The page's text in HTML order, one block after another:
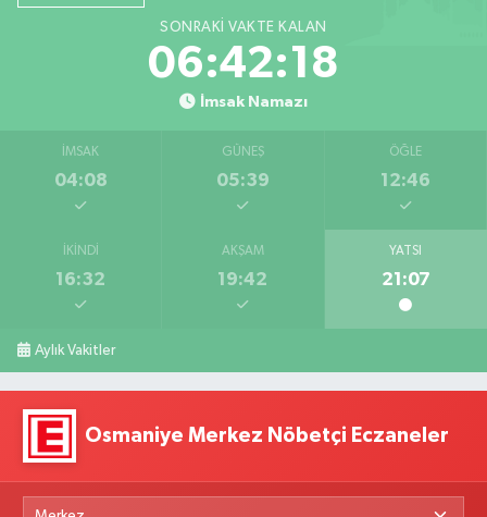
SONRAKI VAKTE KALAN
06:42:17
İmsak Namazı
İMSAK
04:08
GÜNEŞ
05:39
ÖĞLE
12:46
İKINDI
16:32
AKŞAM
19:42
YATSI
21:07
Aylık Vakitler
Osmaniye Merkez Nöbetçi Eczaneler